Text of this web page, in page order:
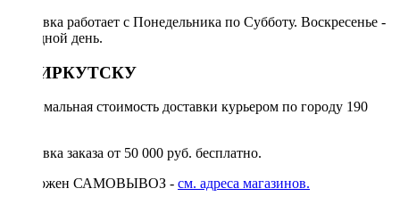
Доставка работает с Понедельника по Субботу. Воскресенье -
выходной день.
ПО ИРКУТСКУ
Минимальная стоимость доставки курьером по городу 190
Доставка заказа от 50 000 руб. бесплатно.
Возможен САМОВЫВОЗ - см. адреса магазинов.